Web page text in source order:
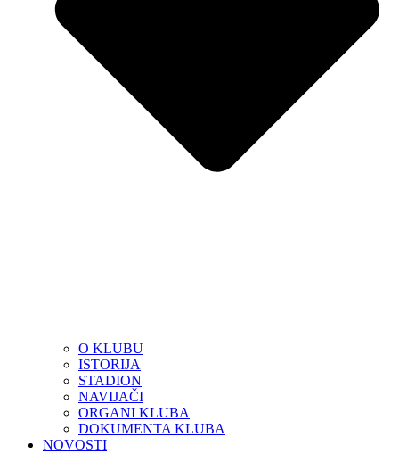
O KLUBU
ISTORIJA
STADION
NAVIJAČI
ORGANI KLUBA
DOKUMENTA KLUBA
NOVOSTI